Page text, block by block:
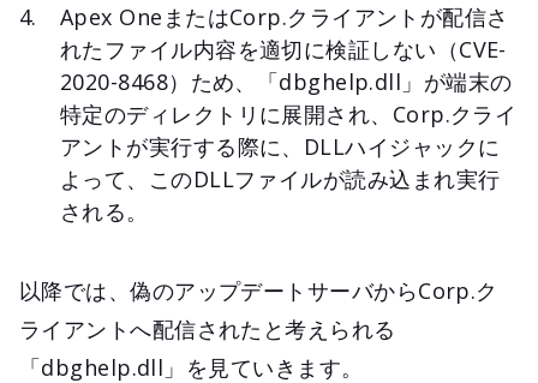
Apex OneまたはCorp.クライアントが配信さ
れたファイル内容を適切に検証しない（CVE-
2020-8468）ため、「dbghelp.dll」が端末の
特定のディレクトリに展開され、Corp.クライ
アントが実行する際に、DLLハイジャックに
よって、このDLLファイルが読み込まれ実行
される。
以降では、偽のアップデートサーバからCorp.ク
ライアントへ配信されたと考えられる
「dbghelp.dll」を見ていきます。